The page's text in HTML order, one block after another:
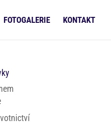
FOTOGALERIE KONTAKT